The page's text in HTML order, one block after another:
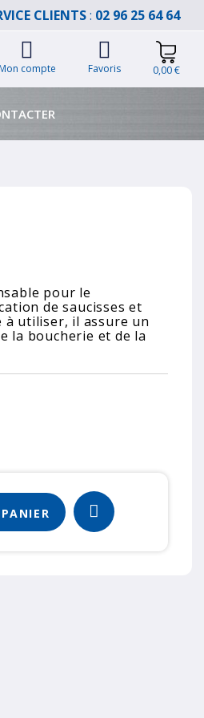
CLIENTS: 02 96 25 64 64
Mon compte Favoris 0,00 €
pour le
de saucisses et
utiliser, il assure un
la boucherie et de la